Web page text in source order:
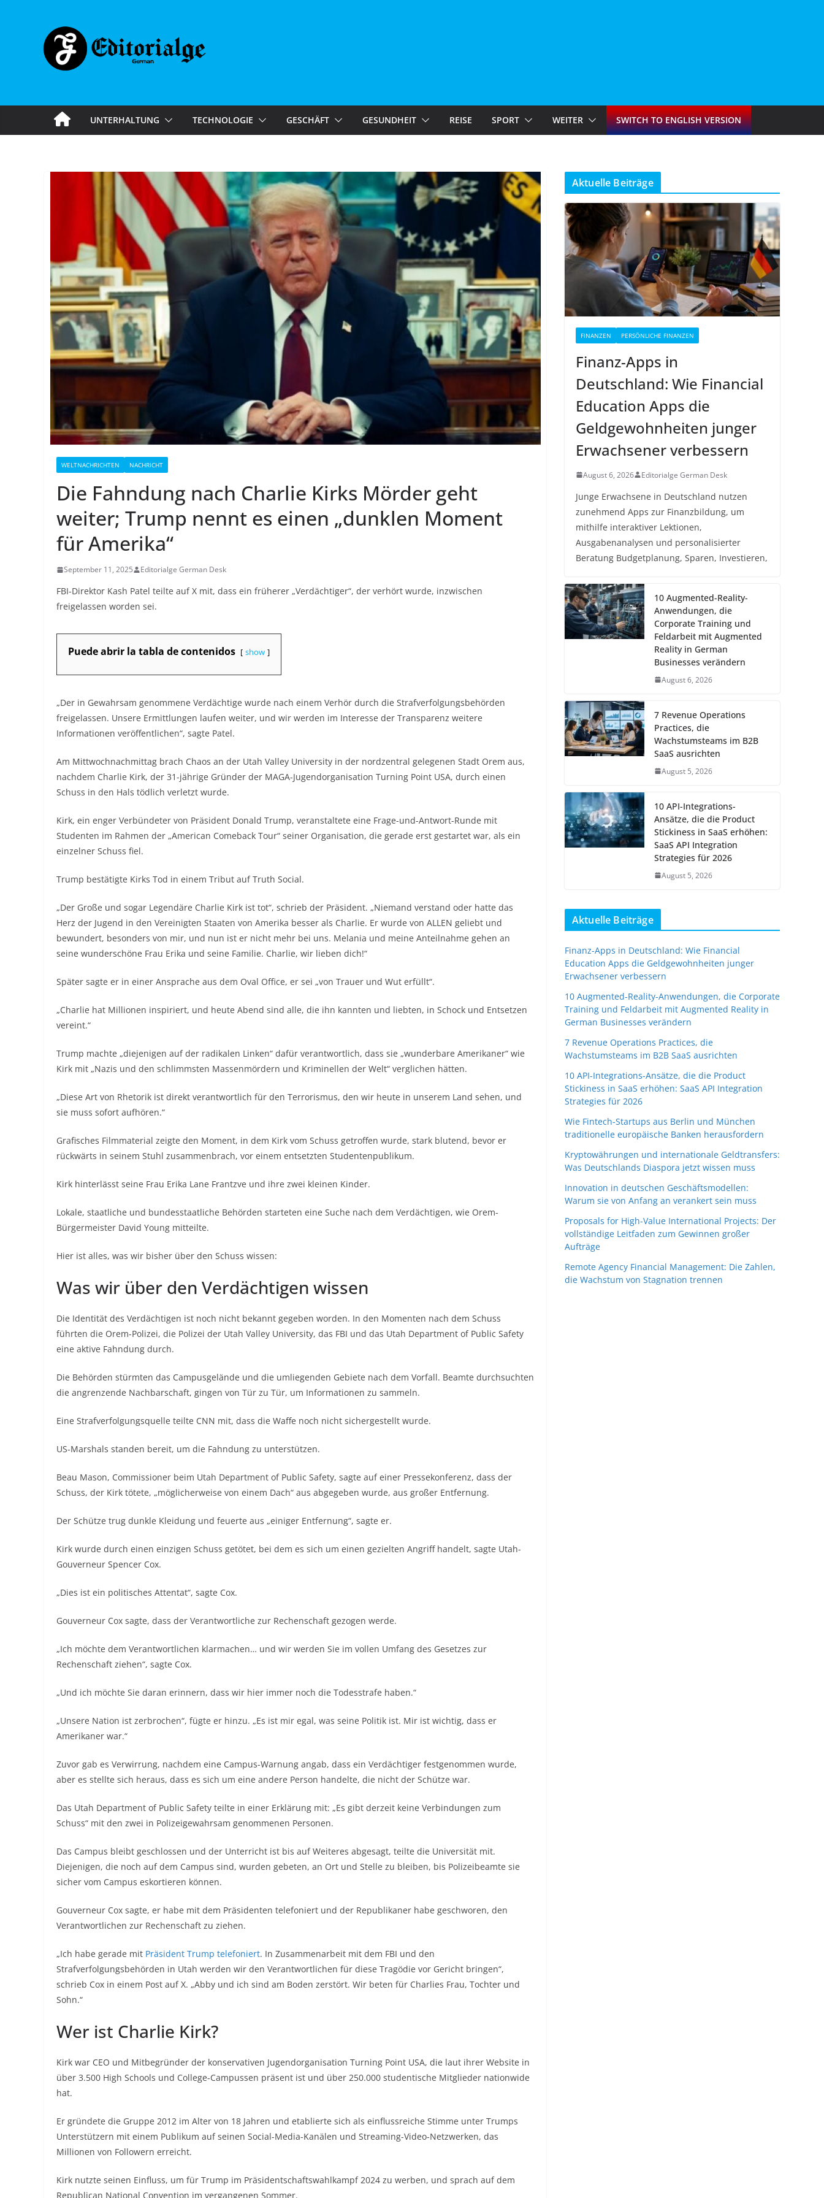
UNTERHALTUNG TECHNOLOGIE GESCHÄFT GESUNDHEIT REISE SPORT WEITER SWITCH TO ENGLISH VERSION
WELTNACHRICHTEN NACHRICHT
Die Fahndung nach Charlie Kirks Mörder geht
weiter; Trump nennt es einen „dunklen Moment
für Amerika“
September 11, 2025 Editorialge German Desk
FBI-Direktor Kash Patel teilte auf X mit, dass ein früherer „Verdächtiger“, der verhört wurde, inzwischen
freigelassen worden sei.
Puede abrir la tabla de contenidos show
„Der in Gewahrsam genommene Verdächtige wurde nach einem Verhör durch die Strafverfolgungsbehörden
freigelassen. Unsere Ermittlungen laufen weiter, und wir werden im Interesse der Transparenz weitere
Informationen veröffentlichen“, sagte Patel.
Am Mittwochnachmittag brach Chaos an der Utah Valley University in der nordzentral gelegenen Stadt Orem aus,
nachdem Charlie Kirk, der 31-jährige Gründer der MAGA-Jugendorganisation Turning Point USA, durch einen
Schuss in den Hals tödlich verletzt wurde.
Kirk, ein enger Verbündeter von Präsident Donald Trump, veranstaltete eine Frage-und-Antwort-Runde mit
Studenten im Rahmen der „American Comeback Tour“ seiner Organisation, die gerade erst gestartet war, als ein
einzelner Schuss fiel.
Trump bestätigte Kirks Tod in einem Tribut auf Truth Social.
„Der Große und sogar Legendäre Charlie Kirk ist tot“, schrieb der Präsident. „Niemand verstand oder hatte das
Herz der Jugend in den Vereinigten Staaten von Amerika besser als Charlie. Er wurde von ALLEN geliebt und
bewundert, besonders von mir, und nun ist er nicht mehr bei uns. Melania und meine Anteilnahme gehen an
seine wunderschöne Frau Erika und seine Familie. Charlie, wir lieben dich!“
Später sagte er in einer Ansprache aus dem Oval Office, er sei „von Trauer und Wut erfüllt“.
„Charlie hat Millionen inspiriert, und heute Abend sind alle, die ihn kannten und liebten, in Schock und Entsetzen
vereint.“
Trump machte „diejenigen auf der radikalen Linken“ dafür verantwortlich, dass sie „wunderbare Amerikaner“ wie
Kirk mit „Nazis und den schlimmsten Massenmördern und Kriminellen der Welt“ verglichen hätten.
„Diese Art von Rhetorik ist direkt verantwortlich für den Terrorismus, den wir heute in unserem Land sehen, und
sie muss sofort aufhören.“
Grafisches Filmmaterial zeigte den Moment, in dem Kirk vom Schuss getroffen wurde, stark blutend, bevor er
rückwärts in seinem Stuhl zusammenbrach, vor einem entsetzten Studentenpublikum.
Kirk hinterlässt seine Frau Erika Lane Frantzve und ihre zwei kleinen Kinder.
Lokale, staatliche und bundesstaatliche Behörden starteten eine Suche nach dem Verdächtigen, wie Orem-
Bürgermeister David Young mitteilte.
Hier ist alles, was wir bisher über den Schuss wissen:
Was wir über den Verdächtigen wissen
Die Identität des Verdächtigen ist noch nicht bekannt gegeben worden. In den Momenten nach dem Schuss
führten die Orem-Polizei, die Polizei der Utah Valley University, das FBI und das Utah Department of Public Safety
eine aktive Fahndung durch.
Die Behörden stürmten das Campusgelände und die umliegenden Gebiete nach dem Vorfall. Beamte durchsuchten
die angrenzende Nachbarschaft, gingen von Tür zu Tür, um Informationen zu sammeln.
Eine Strafverfolgungsquelle teilte CNN mit, dass die Waffe noch nicht sichergestellt wurde.
US-Marshals standen bereit, um die Fahndung zu unterstützen.
Beau Mason, Commissioner beim Utah Department of Public Safety, sagte auf einer Pressekonferenz, dass der
Schuss, der Kirk tötete, „möglicherweise von einem Dach“ aus abgegeben wurde, aus großer Entfernung.
Der Schütze trug dunkle Kleidung und feuerte aus „einiger Entfernung“, sagte er.
Kirk wurde durch einen einzigen Schuss getötet, bei dem es sich um einen gezielten Angriff handelt, sagte Utah-
Gouverneur Spencer Cox.
„Dies ist ein politisches Attentat“, sagte Cox.
Gouverneur Cox sagte, dass der Verantwortliche zur Rechenschaft gezogen werde.
„Ich möchte dem Verantwortlichen klarmachen… und wir werden Sie im vollen Umfang des Gesetzes zur
Rechenschaft ziehen“, sagte Cox.
„Und ich möchte Sie daran erinnern, dass wir hier immer noch die Todesstrafe haben.“
„Unsere Nation ist zerbrochen“, fügte er hinzu. „Es ist mir egal, was seine Politik ist. Mir ist wichtig, dass er
Amerikaner war.“
Zuvor gab es Verwirrung, nachdem eine Campus-Warnung angab, dass ein Verdächtiger festgenommen wurde,
aber es stellte sich heraus, dass es sich um eine andere Person handelte, die nicht der Schütze war.
Das Utah Department of Public Safety teilte in einer Erklärung mit: „Es gibt derzeit keine Verbindungen zum
Schuss“ mit den zwei in Polizeigewahrsam genommenen Personen.
Das Campus bleibt geschlossen und der Unterricht ist bis auf Weiteres abgesagt, teilte die Universität mit.
Diejenigen, die noch auf dem Campus sind, wurden gebeten, an Ort und Stelle zu bleiben, bis Polizeibeamte sie
sicher vom Campus eskortieren können.
Gouverneur Cox sagte, er habe mit dem Präsidenten telefoniert und der Republikaner habe geschworen, den
Verantwortlichen zur Rechenschaft zu ziehen.
„Ich habe gerade mit Präsident Trump telefoniert. In Zusammenarbeit mit dem FBI und den
Strafverfolgungsbehörden in Utah werden wir den Verantwortlichen für diese Tragödie vor Gericht bringen“,
schrieb Cox in einem Post auf X. „Abby und ich sind am Boden zerstört. Wir beten für Charlies Frau, Tochter und
Sohn.“
Wer ist Charlie Kirk?
Kirk war CEO und Mitbegründer der konservativen Jugendorganisation Turning Point USA, die laut ihrer Website in
über 3.500 High Schools und College-Campussen präsent ist und über 250.000 studentische Mitglieder nationwide
hat.
Er gründete die Gruppe 2012 im Alter von 18 Jahren und etablierte sich als einflussreiche Stimme unter Trumps
Unterstützern mit einem Publikum auf seinen Social-Media-Kanälen und Streaming-Video-Netzwerken, das
Millionen von Followern erreicht.
Kirk nutzte seinen Einfluss, um für Trump im Präsidentschaftswahlkampf 2024 zu werben, und sprach auf dem
Republican National Convention im vergangenen Sommer.
Aktuelle Beiträge
FINANZEN PERSÖNLICHE FINANZEN
Finanz-Apps in
Deutschland: Wie Financial
Education Apps die
Geldgewohnheiten junger
Erwachsener verbessern
August 6, 2026 Editorialge German Desk
Junge Erwachsene in Deutschland nutzen
zunehmend Apps zur Finanzbildung, um
mithilfe interaktiver Lektionen,
Ausgabenanalysen und personalisierter
Beratung Budgetplanung, Sparen, Investieren,
10 Augmented-Reality-
Anwendungen, die
Corporate Training und
Feldarbeit mit Augmented
Reality in German
Businesses verändern
August 6, 2026
7 Revenue Operations
Practices, die
Wachstumsteams im B2B
SaaS ausrichten
August 5, 2026
10 API-Integrations-
Ansätze, die die Product
Stickiness in SaaS erhöhen:
SaaS API Integration
Strategies für 2026
August 5, 2026
Aktuelle Beiträge
Finanz-Apps in Deutschland: Wie Financial
Education Apps die Geldgewohnheiten junger
Erwachsener verbessern
10 Augmented-Reality-Anwendungen, die Corporate
Training und Feldarbeit mit Augmented Reality in
German Businesses verändern
7 Revenue Operations Practices, die
Wachstumsteams im B2B SaaS ausrichten
10 API-Integrations-Ansätze, die die Product
Stickiness in SaaS erhöhen: SaaS API Integration
Strategies für 2026
Wie Fintech-Startups aus Berlin und München
traditionelle europäische Banken herausfordern
Kryptowährungen und internationale Geldtransfers:
Was Deutschlands Diaspora jetzt wissen muss
Innovation in deutschen Geschäftsmodellen:
Warum sie von Anfang an verankert sein muss
Proposals for High-Value International Projects: Der
vollständige Leitfaden zum Gewinnen großer
Aufträge
Remote Agency Financial Management: Die Zahlen,
die Wachstum von Stagnation trennen